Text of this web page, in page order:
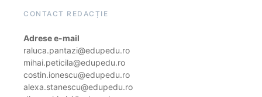
CONTACT REDACȚIE
Adrese e-mail
raluca.pantazi@edupedu.ro
mihai.peticila@edupedu.ro
costin.ionescu@edupedu.ro
alexa.stanescu@edupedu.ro